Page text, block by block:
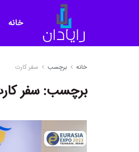
خانه
خانه برچسب سفر کارت
برچسب:سفر